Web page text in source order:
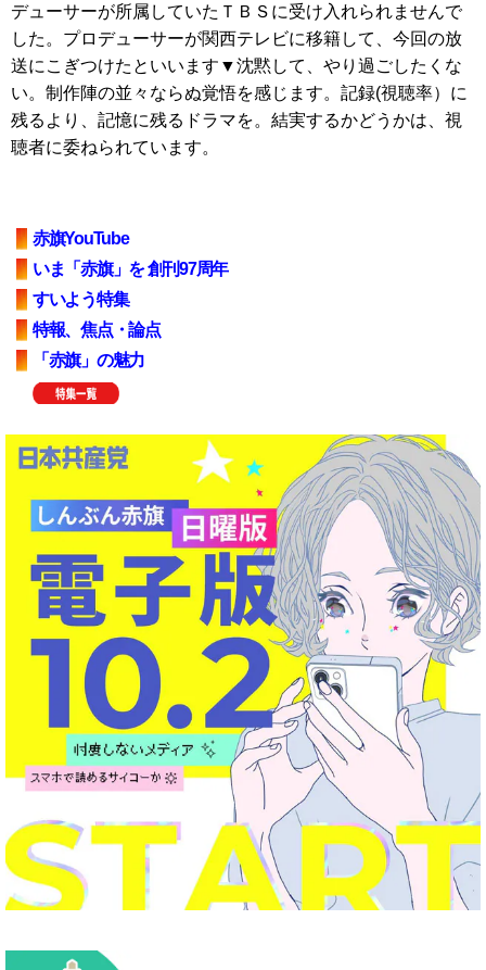
デューサーが所属していたＴＢＳに受け入れられませんで
した。プロデューサーが関西テレビに移籍して、今回の放
送にこぎつけたといいます▼沈黙して、やり過ごしたくな
い。制作陣の並々ならぬ覚悟を感じます。記録(視聴率）に
残るより、記憶に残るドラマを。結実するかどうかは、視
聴者に委ねられています。
赤旗YouTube
いま「赤旗」を 創刊97周年
すいよう特集
特報、焦点・論点
「赤旗」の魅力